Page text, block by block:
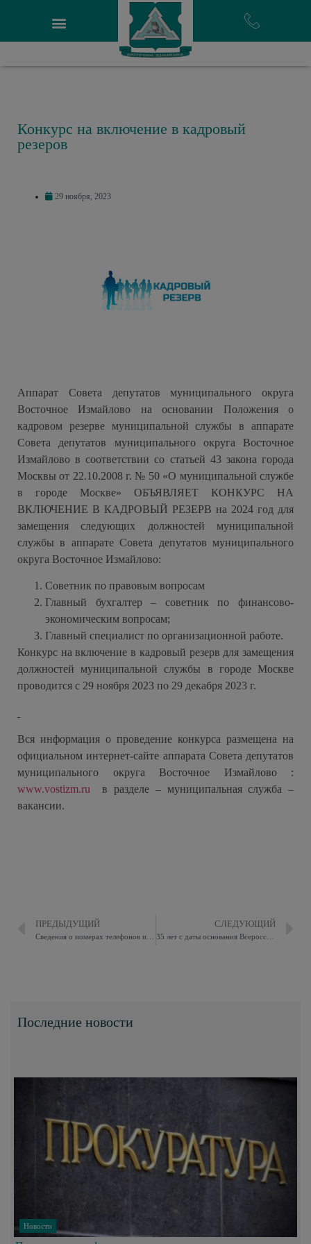
Конкурс на включение в кадровый
резеров
29 ноября, 2023
Аппарат Совета депутатов муниципального округа
Восточное Измайлово на основании Положения о
кадровом резерве муниципальной службы в аппарате
Совета депутатов муниципального округа Восточное
Измайлово в соответствии со статьей 43 закона города
Москвы от 22.10.2008 г. № 50 «О муниципальной службе
в городе Москве» ОБЪЯВЛЯЕТ КОНКУРС НА
ВКЛЮЧЕНИЕ В КАДРОВЫЙ РЕЗЕРВ на 2024 год для
замещенияследующих должностей муниципальной
службы в аппарате Совета депутатов муниципального
округа Восточное Измайлово:
Советник по правовым вопросам
Главный бухгалтер – советник по финансово-
экономическим вопросам;
Главный специалист по организационной работе.
Конкурс на включение в кадровый резерв для замещения
должностей муниципальной службы в городе Москве
проводится с 29 ноября 2023 по 29 декабря 2023 г.
Вся информация о проведение конкурса размещена на
официальном интернет-сайте аппарата Совета депутатов
муниципального округа Восточное Измайлово :
www.vostizm.ru в разделе – муниципальная служба –
вакансии.
ПРЕДЫДУЩИЙ
Сведения о номерах телефонов и адресах электронной почты, по которым необходимо сообщать о произошедшем несчастном случае на производстве
СЛЕДУЮЩИЙ
35 лет с даты основания Всероссийского общества инвалидов района Восточное Измайлово города Москвы
Последние новости
Новости